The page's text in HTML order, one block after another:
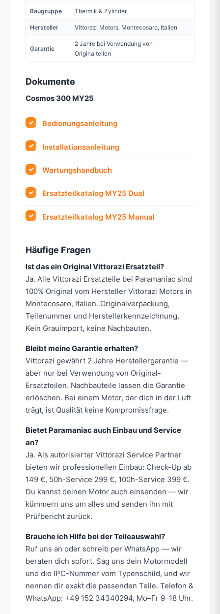
Baugruppe Thermik & Zylinder
Hersteller Vittorazi Motors, Montecosaro, Italien
Garantie
2 Jahre bei Verwendung von
Originalteilen
Dokumente
Cosmos 300 MY25
Bedienungsanleitung
Installationsanleitung
Wartungshandbuch
Ersatzteilkatalog MY25 Dual
Ersatzteilkatalog MY25 Manual
Häufige Fragen
Ist das ein Original Vittorazi Ersatzteil?
Ja. Alle Vittorazi Ersatzteile bei Paramaniac sind
100% Original vom Hersteller Vittorazi Motors in
Montecosaro, Italien. Originalverpackung,
Teilenummer und Herstellerkennzeichnung.
Kein Grauimport, keine Nachbauten.
Bleibt meine Garantie erhalten?
Vittorazi gewährt 2 Jahre Herstellergarantie —
aber nur bei Verwendung von Original-
Ersatzteilen. Nachbauteile lassen die Garantie
erlöschen. Bei einem Motor, der dich in der Luft
trägt, ist Qualität keine Kompromissfrage.
Bietet Paramaniac auch Einbau und Service
an?
Ja. Als autorisierter Vittorazi Service Partner
bieten wir professionellen Einbau: Check-Up ab
149 €, 50h-Service 299 €, 100h-Service 399 €.
Du kannst deinen Motor auch einsenden — wir
kümmern uns um alles und senden ihn mit
Prüfbericht zurück.
Brauche ich Hilfe bei der Teileauswahl?
Ruf uns an oder schreib per WhatsApp — wir
beraten dich sofort. Sag uns dein Motormodell
und die IPC-Nummer vom Typenschild, und wir
nennen dir exakt die passenden Teile. Telefon &
WhatsApp: +49 152 34340294, Mo–Fr 9–18 Uhr.